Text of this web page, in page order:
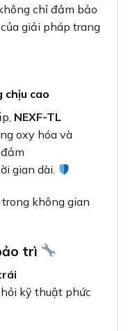
chỉ đảm bảo
giải pháp trang
chịu cao
NEXF-TL
oxy hóa và
gian dài.
trì
kỹ thuật phức